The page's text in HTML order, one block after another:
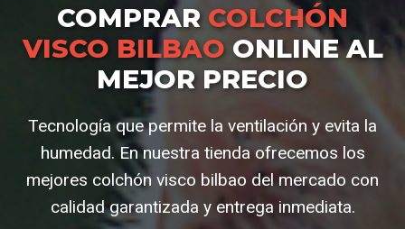
COMPRAR COLCHÓN
VISCO BILBAOONLINE AL
MEJOR PRECIO
Tecnología que permite la ventilación y evita la
humedad. En nuestra tienda ofrecemos los
mejores colchón visco bilbao del mercado con
calidad garantizada y entrega inmediata.